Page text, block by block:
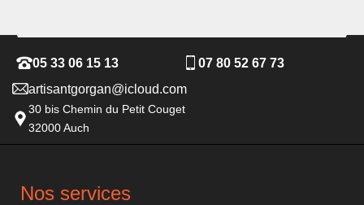
05 33 06 15 13
07 80 52 67 73
artisantgorgan@icloud.com
30 bis Chemin du Petit Couget
32000 Auch
Nos services